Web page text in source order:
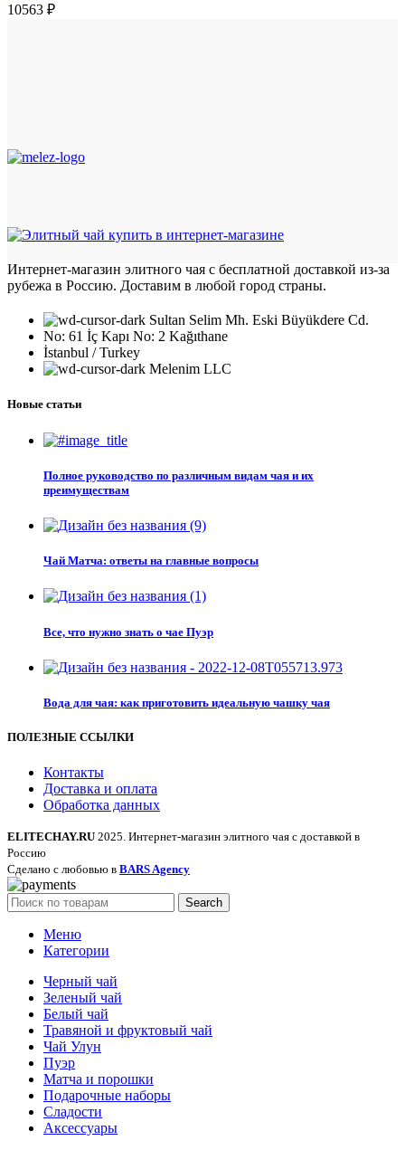
10563 ₽
Интернет-магазин элитного чая с бесплатной доставкой из-за
рубежа в Россию. Доставим в любой город страны.
Sultan Selim Mh. Eski Büyükdere Cd.
No: 61 İç Kapı No: 2 Kağıthane
İstanbul / Turkey
Melenim LLC
Новые статьи
Полное руководство по различным видам чая и их
преимуществам
Чай Матча: ответы на главные вопросы
Все, что нужно знать о чае Пуэр
Вода для чая: как приготовить идеальную чашку чая
ПОЛЕЗНЫЕ ССЫЛКИ
Контакты
Доставка и оплата
Обработка данных
ELITECHAY.RU 2025. Интернет-магазин элитного чая с доставкой в
Россию
Сделано с любовью в BARS Agency
Search
Меню
Категории
Черный чай
Зеленый чай
Белый чай
Травяной и фруктовый чай
Чай Улун
Пуэр
Матча и порошки
Подарочные наборы
Сладости
Аксессуары